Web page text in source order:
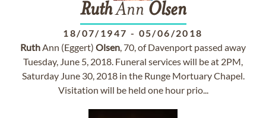
RuthAnn Olsen
18/07/1947 - 05/06/2018
RuthAnn (Eggert) Olsen, 70, of Davenport passed away
Tuesday, June 5, 2018. Funeral services will be at 2PM,
Saturday June 30, 2018 in the Runge Mortuary Chapel.
Visitation will be held one hour prio...